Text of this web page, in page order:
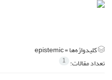
کلیدواژه‌ها =epistemic
تعداد مقالات: 1